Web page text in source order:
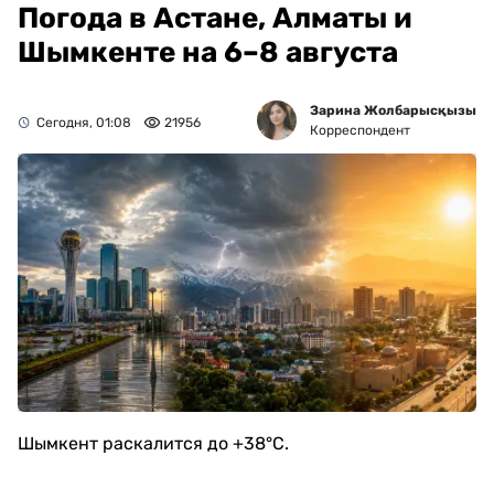
Погода в Астане, Алматы и
Шымкенте на 6–8 августа
Сегодня, 01:08 21956
Зарина Жолбарысқызы
Корреспондент
Шымкент раскалится до +38°C.